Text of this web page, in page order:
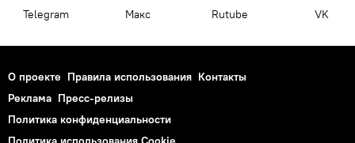
Telegram Макс Rutube VK
О проекте Правила использования Контакты
Реклама Пресс-релизы
Политика конфиденциальности